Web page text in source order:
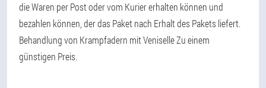
die Waren per Post oder vom Kurier erhalten können und
bezahlen können, der das Paket nach Erhalt des Pakets liefert.
Behandlung von Krampfadern mit Veniselle Zu einem
günstigen Preis.